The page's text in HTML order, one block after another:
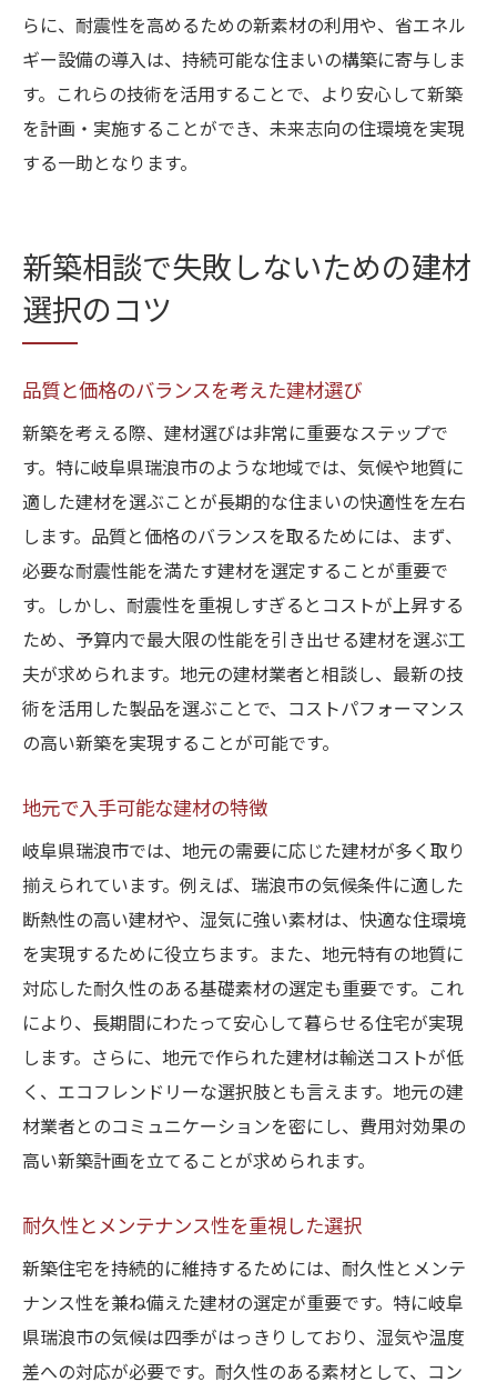
らに、耐震性を高めるための新素材の利用や、省エネル
ギー設備の導入は、持続可能な住まいの構築に寄与しま
す。これらの技術を活用することで、より安心して新築
を計画・実施することができ、未来志向の住環境を実現
する一助となります。
新築相談で失敗しないための建材
選択のコツ
品質と価格のバランスを考えた建材選び
新築を考える際、建材選びは非常に重要なステップで
す。特に岐阜県瑞浪市のような地域では、気候や地質に
適した建材を選ぶことが長期的な住まいの快適性を左右
します。品質と価格のバランスを取るためには、まず、
必要な耐震性能を満たす建材を選定することが重要で
す。しかし、耐震性を重視しすぎるとコストが上昇する
ため、予算内で最大限の性能を引き出せる建材を選ぶ工
夫が求められます。地元の建材業者と相談し、最新の技
術を活用した製品を選ぶことで、コストパフォーマンス
の高い新築を実現することが可能です。
地元で入手可能な建材の特徴
岐阜県瑞浪市では、地元の需要に応じた建材が多く取り
揃えられています。例えば、瑞浪市の気候条件に適した
断熱性の高い建材や、湿気に強い素材は、快適な住環境
を実現するために役立ちます。また、地元特有の地質に
対応した耐久性のある基礎素材の選定も重要です。これ
により、長期間にわたって安心して暮らせる住宅が実現
します。さらに、地元で作られた建材は輸送コストが低
く、エコフレンドリーな選択肢とも言えます。地元の建
材業者とのコミュニケーションを密にし、費用対効果の
高い新築計画を立てることが求められます。
耐久性とメンテナンス性を重視した選択
新築住宅を持続的に維持するためには、耐久性とメンテ
ナンス性を兼ね備えた建材の選定が重要です。特に岐阜
県瑞浪市の気候は四季がはっきりしており、湿気や温度
差への対応が必要です。耐久性のある素材として、コン